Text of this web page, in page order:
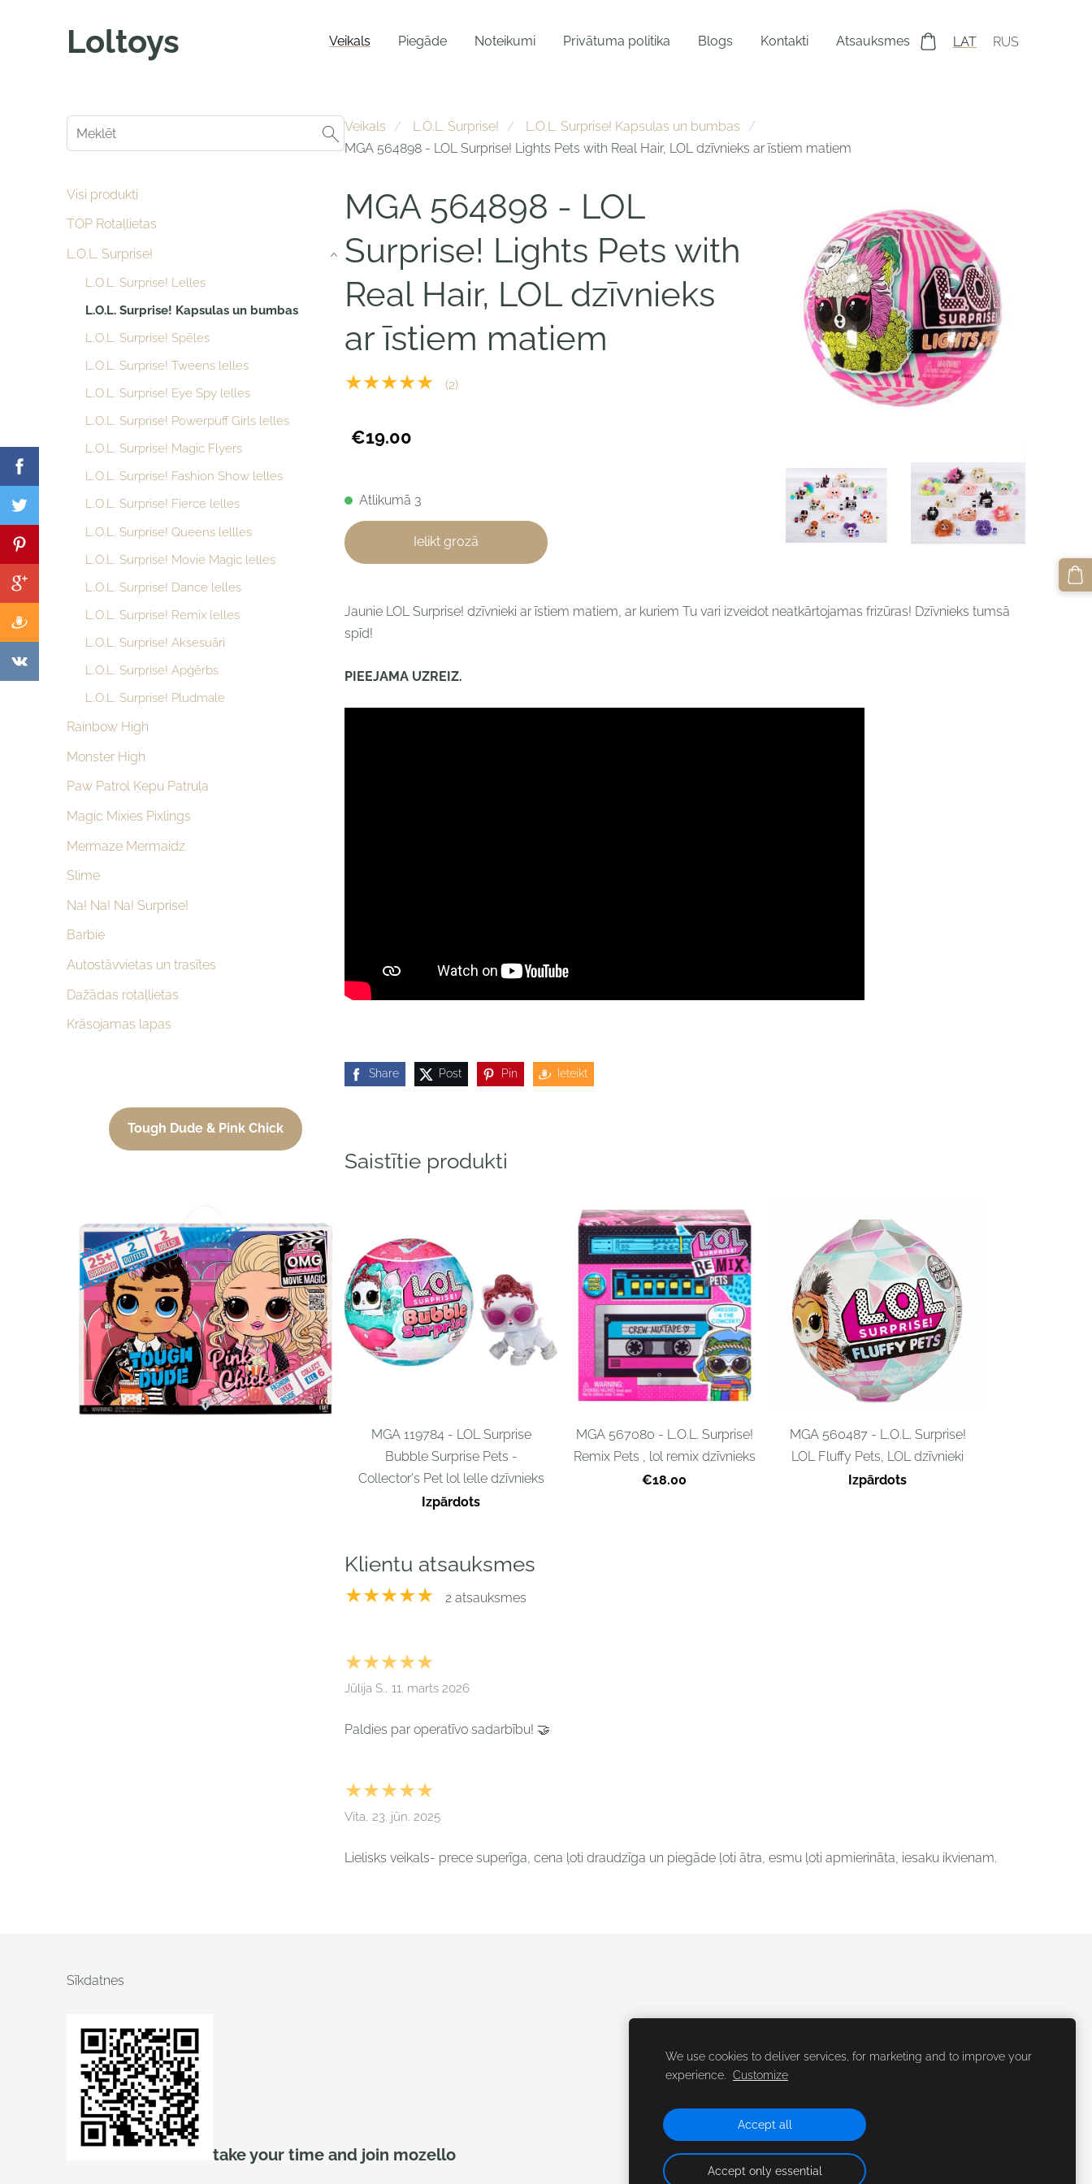
Loltoys Veikals Piegāde Noteikumi Privātuma politika Blogs Kontakti Atsauksmes LAT RUS
Visi produkti
TOP Rotaļlietas
L.O.L. Surprise!
L.O.L. Surprise! Lelles
L.O.L. Surprise! Kapsulas un bumbas
L.O.L. Surprise! Spēles
L.O.L. Surprise! Tweens lelles
L.O.L. Surprise! Eye Spy lelles
L.O.L. Surprise! Powerpuff Girls lelles
L.O.L. Surprise! Magic Flyers
L.O.L. Surprise! Fashion Show lelles
L.O.L. Surprise! Fierce lelles
L.O.L. Surprise! Queens lellles
L.O.L. Surprise! Movie Magic lelles
L.O.L. Surprise! Dance lelles
L.O.L. Surprise! Remix lelles
L.O.L. Surprise! Aksesuāri
L.O.L. Surprise! Apģērbs
L.O.L. Surprise! Pludmale
›
Rainbow High
Monster High
Paw Patrol Ķepu Patruļa
Magic Mixies Pixlings
Mermaze Mermaidz
Slime
Na! Na! Na! Surprise!
Barbie
Autostāvvietas un trasītes
Dažādas rotaļlietas
Krāsojamas lapas
Tough Dude & Pink Chick
Veikals L.O.L. Surprise!
L.O.L. Surprise! Kapsulas un bumbas
MGA 564898 - LOL Surprise! Lights Pets with Real Hair, LOL dzīvnieks ar īstiem matiem
MGA 564898 - LOL
Surprise! Lights Pets with
Real Hair, LOL dzīvnieks
ar īstiem matiem
★★★★★ (2)
€19.00
Atlikumā 3
Ielikt grozā
Jaunie LOL Surprise! dzīvnieki ar īstiem matiem, ar kuriem Tu vari izveidot neatkārtojamas frizūras! Dzīvnieks tumsā
spīd!
PIEEJAMA UZREIZ.
Share Post Pin Ieteikt
Saistītie produkti
MGA 119784 - LOL Surprise
Bubble Surprise Pets -
Collector's Pet lol lelle dzīvnieks
Izpārdots
MGA 567080 - L.O.L. Surprise!
Remix Pets , lol remix dzīvnieks
€18.00
MGA 560487 - L.O.L. Surprise!
LOL Fluffy Pets, LOL dzīvnieki
Izpārdots
Klientu atsauksmes
★★★★★
2 atsauksmes
★★★★★
Jūlija S., 11. marts 2026
Paldies par operatīvo sadarbību! 🤝
★★★★★
Vita, 23. jūn. 2025
Lielisks veikals- prece superīga, cena ļoti draudzīga un piegāde ļoti ātra, esmu ļoti apmierināta, iesaku ikvienam.
Sīkdatnes
take your time and join mozello
We use cookies to deliver services, for marketing and to improve your
experience.
Customize
Accept all
Accept only essential